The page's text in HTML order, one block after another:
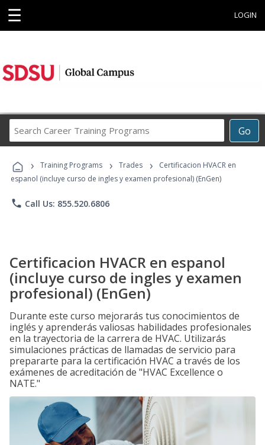
☰ LOGIN
Go
Career
Programs
› Training Programs › Trades ›
Certificacion HVACR en
espanol (incluye curso de ingles y examen profesional) (EnGen)
phone Call Us: 855.520.6806
Certificacion HVACR en espanol
(incluye curso de ingles y examen
profesional) (EnGen)
Durante este curso mejorarás tus conocimientos de
inglés y aprenderás valiosas habilidades profesionales
en la trayectoria de la carrera de HVAC. Utilizarás
simulaciones prácticas de llamadas de servicio para
prepararte para la certificación HVAC a través de los
exámenes de acreditación de "HVAC Excellence o
NATE."